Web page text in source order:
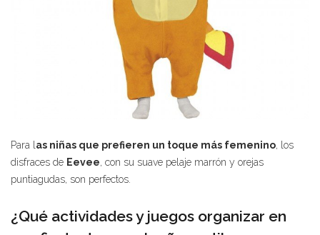
Para l as niñas que prefieren un toque más femenino, los
disfraces de Eevee, con su suave pelaje marrón y orejas
puntiagudas, son perfectos.
¿Qué actividades y juegos organizar en